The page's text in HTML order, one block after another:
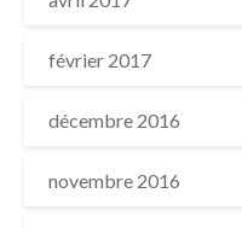
février 2017
décembre 2016
novembre 2016